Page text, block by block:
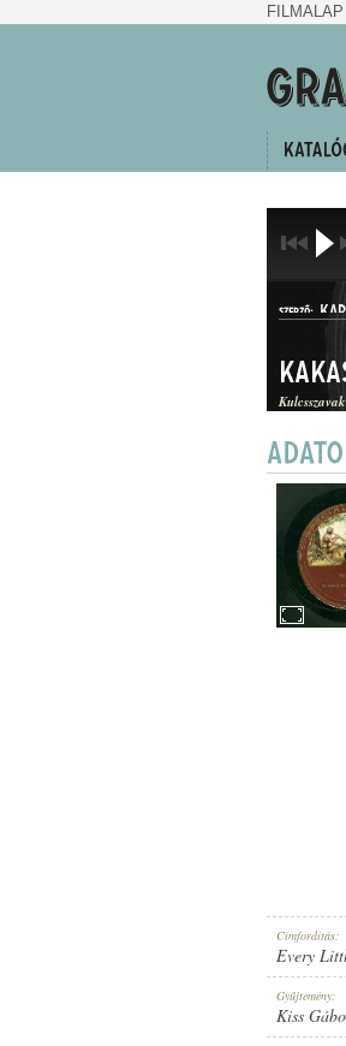
FILMALAP
SZERZŐ:
Címfordítás:
Every
Gyűjtemény:
Kiss